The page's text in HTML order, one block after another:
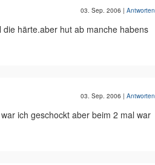
03. Sep. 2006 | Antworten
härte.aber hut ab manche habens
03. Sep. 2006 | Antworten
ich geschockt aber beim 2 mal war